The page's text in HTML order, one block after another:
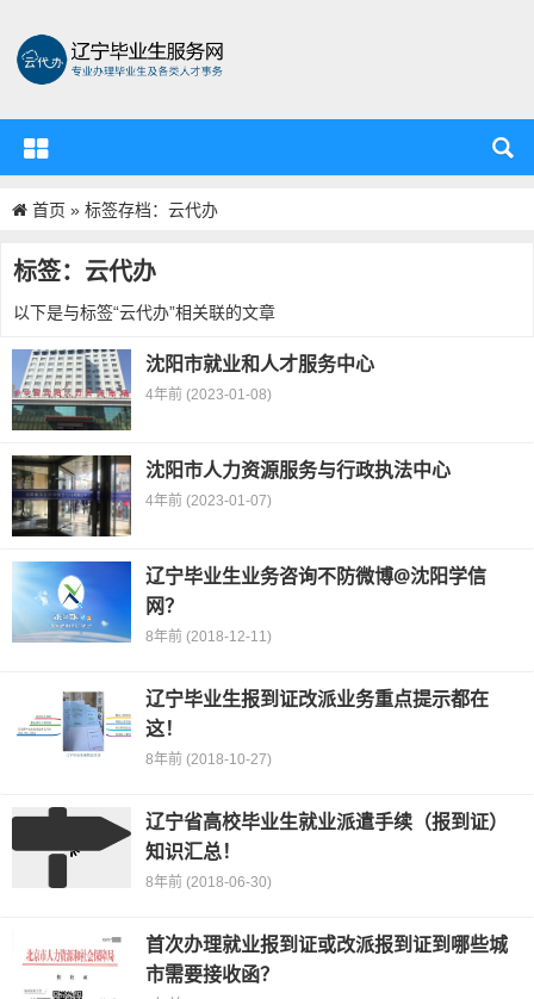
首页 » 标签存档：云代办
标签：云代办
以下是与标签“云代办”相关联的文章
沈阳市就业和人才服务中心
4年前 (2023-01-08)
沈阳市人力资源服务与行政执法中心
4年前 (2023-01-07)
辽宁毕业生业务咨询不防微博@沈阳学信
网？
8年前 (2018-12-11)
辽宁毕业生报到证改派业务重点提示都在
这！
8年前 (2018-10-27)
辽宁省高校毕业生就业派遣手续（报到证）
知识汇总！
8年前 (2018-06-30)
首次办理就业报到证或改派报到证到哪些城
市需要接收函？